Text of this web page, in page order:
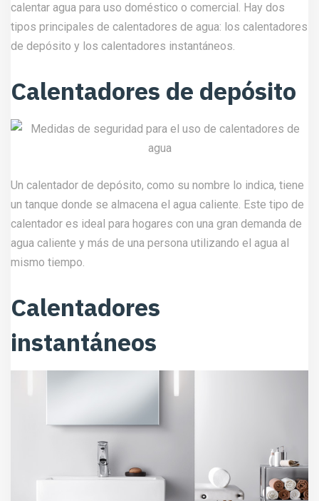
calentar agua para uso doméstico o comercial. Hay dos
tipos principales de calentadores de agua: los calentadores
de depósito y los calentadores instantáneos.
Calentadores de depósito
Un calentador de depósito, como su nombre lo indica, tiene
un tanque donde se almacena el agua caliente. Este tipo de
calentador es ideal para hogares con una gran demanda de
agua caliente y más de una persona utilizando el agua al
mismo tiempo.
Calentadores
instantáneos